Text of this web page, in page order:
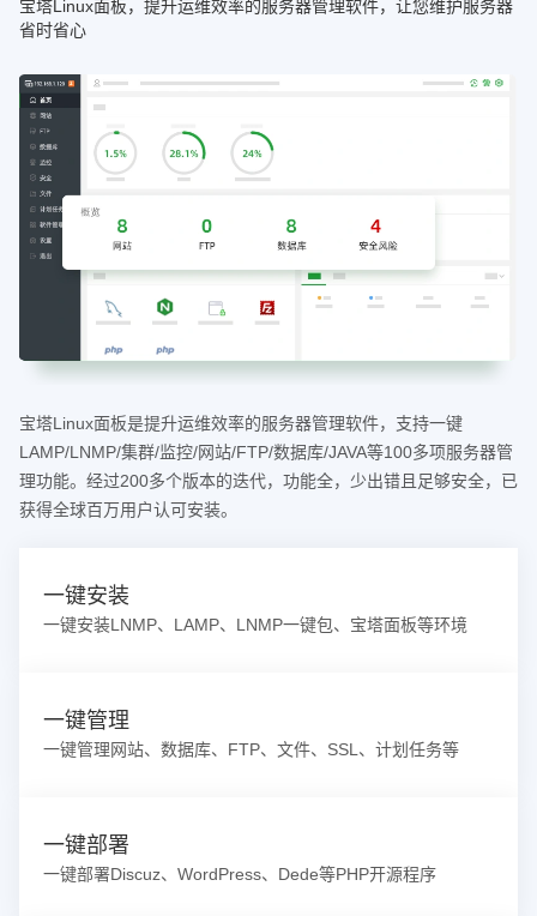
宝塔Linux面板，提升运维效率的服务器管理软件，让您维护服务器
省时省心
宝塔Linux面板是提升运维效率的服务器管理软件，支持一键
LAMP/LNMP/集群/监控/网站/FTP/数据库/JAVA等100多项服务器管
理功能。经过200多个版本的迭代，功能全，少出错且足够安全，已
获得全球百万用户认可安装。
一键安装
一键安装LNMP、LAMP、LNMP一键包、宝塔面板等环境
一键管理
一键管理网站、数据库、FTP、文件、SSL、计划任务等
一键部署
一键部署Discuz、WordPress、Dede等PHP开源程序